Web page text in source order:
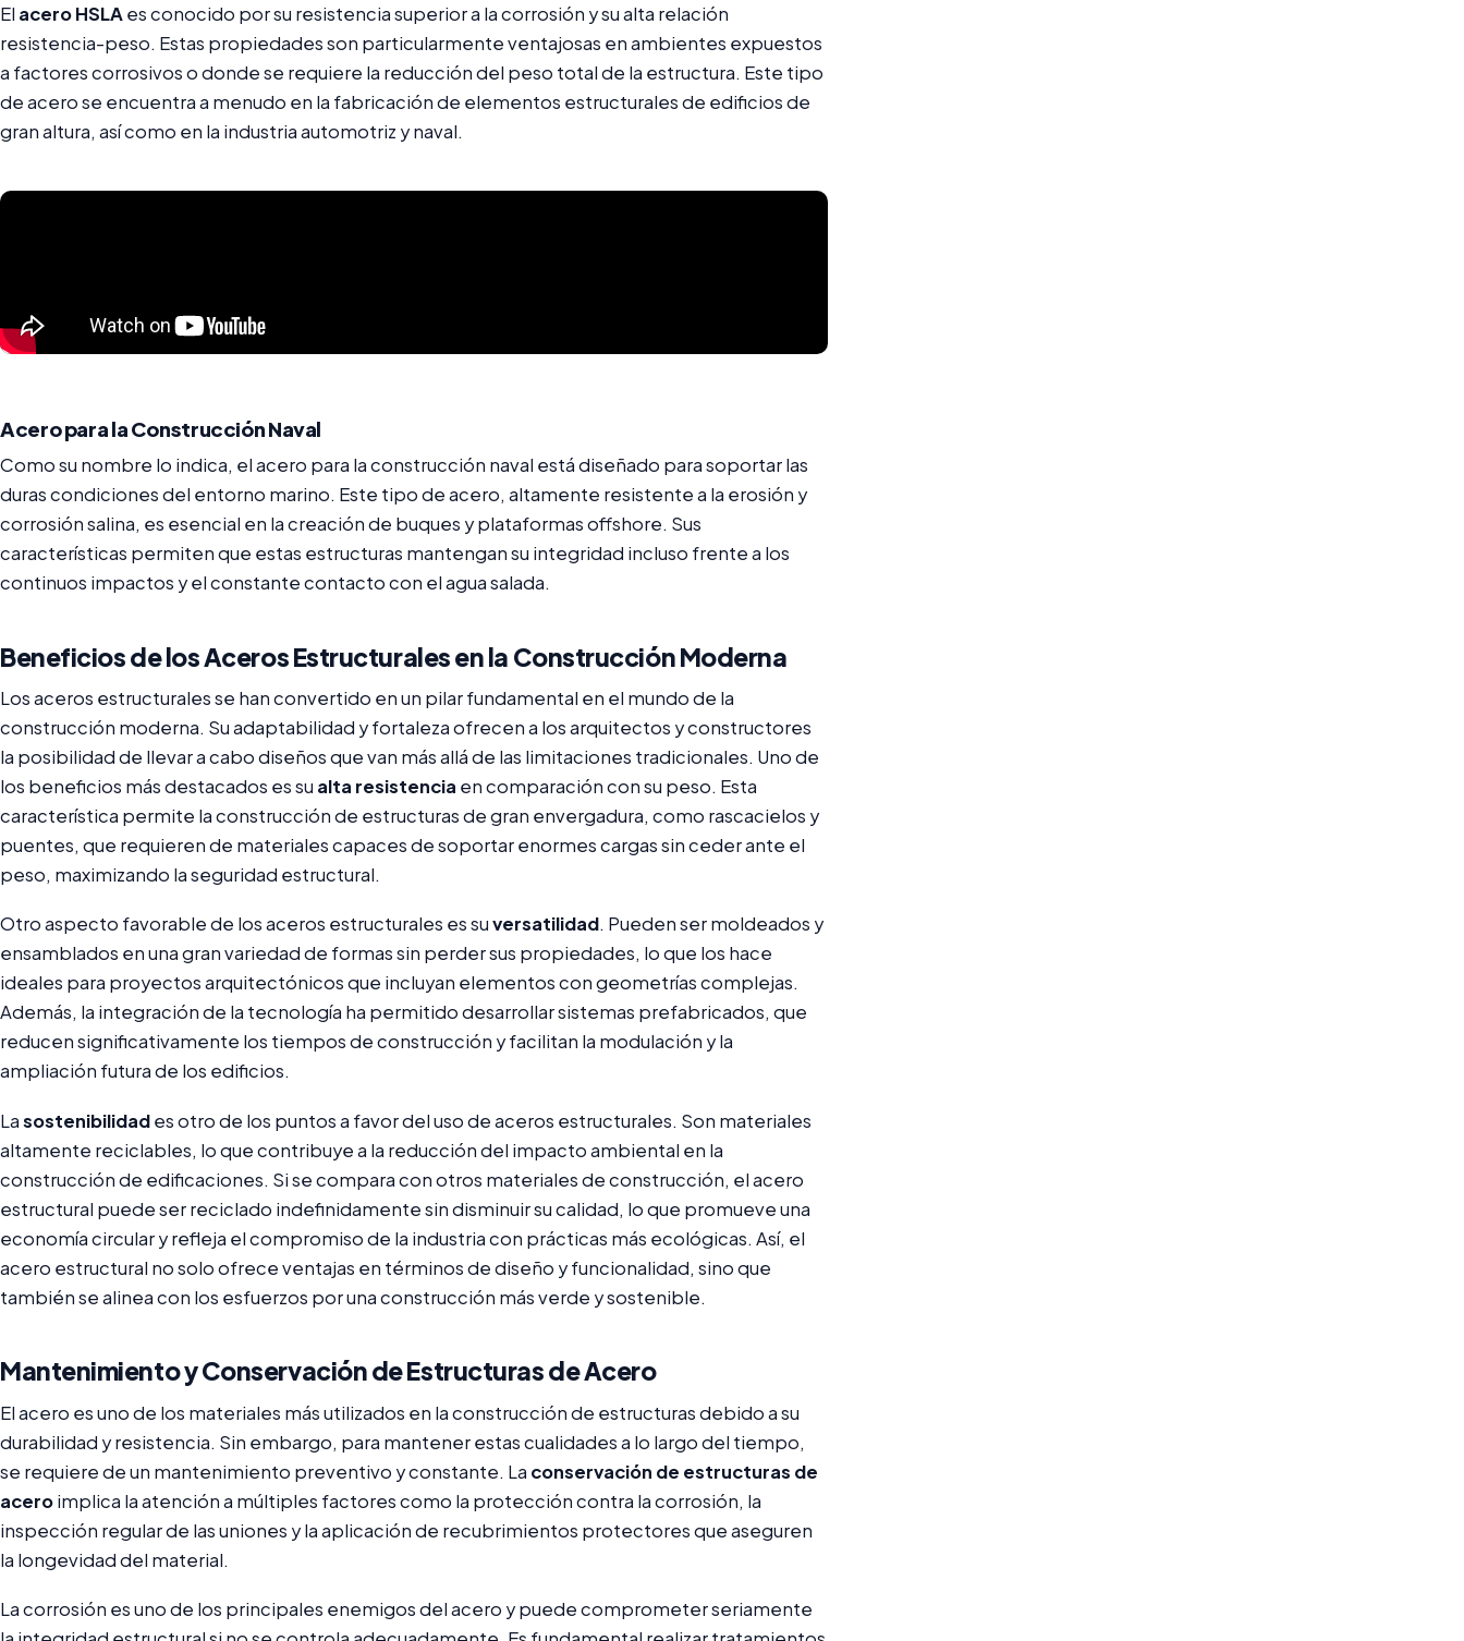
El acero HSLAes conocido por su resistencia superior a la corrosión y su alta relación
resistencia-peso. Estas propiedades son particularmente ventajosas en ambientes expuestos
a factores corrosivos o donde se requiere la reducción del peso total de la estructura. Este tipo
de acero se encuentra a menudo en la fabricación de elementos estructurales de edificios de
gran altura, así como en la industria automotriz y naval.
Acero para la Construcción Naval
Como su nombre lo indica, el acero para la construcción naval está diseñado para soportar las
duras condiciones del entorno marino. Este tipo de acero, altamente resistente a la erosión y
corrosión salina, es esencial en la creación de buques y plataformas offshore. Sus
características permiten que estas estructuras mantengan su integridad incluso frente a los
continuos impactos y el constante contacto con el agua salada.
Beneficios de los Aceros Estructurales en la Construcción Moderna
Los aceros estructurales se han convertido en un pilar fundamental en el mundo de la
construcción moderna. Su adaptabilidad y fortaleza ofrecen a los arquitectos y constructores
la posibilidad de llevar a cabo diseños que van más allá de las limitaciones tradicionales. Uno de
los beneficios más destacados es su alta resistencia en comparación con su peso. Esta
característica permite la construcción de estructuras de gran envergadura, como rascacielos y
puentes, que requieren de materiales capaces de soportar enormes cargas sin ceder ante el
peso, maximizando la seguridad estructural.
Otro aspecto favorable de los aceros estructurales es suversatilidad. Pueden ser moldeados y
ensamblados en una gran variedad de formas sin perder sus propiedades, lo que los hace
ideales para proyectos arquitectónicos que incluyan elementos con geometrías complejas.
Además, la integración de la tecnología ha permitido desarrollar sistemas prefabricados, que
reducen significativamente los tiempos de construcción y facilitan la modulación y la
ampliación futura de los edificios.
Lasostenibilidades otro de los puntos a favor del uso de aceros estructurales. Son materiales
altamente reciclables, lo que contribuye a la reducción del impacto ambiental en la
construcción de edificaciones. Si se compara con otros materiales de construcción, el acero
estructural puede ser reciclado indefinidamente sin disminuir su calidad, lo que promueve una
economía circular y refleja el compromiso de la industria con prácticas más ecológicas. Así, el
acero estructural no solo ofrece ventajas en términos de diseño y funcionalidad, sino que
también se alinea con los esfuerzos por una construcción más verde y sostenible.
Mantenimiento y Conservación de Estructuras de Acero
El acero es uno de los materiales más utilizados en la construcción de estructuras debido a su
durabilidad y resistencia. Sin embargo, para mantener estas cualidades a lo largo del tiempo,
se requiere de un mantenimiento preventivo y constante. La conservación de estructuras de
aceroimplica la atención a múltiples factores como la protección contra la corrosión, la
inspección regular de las uniones y la aplicación de recubrimientos protectores que aseguren
la longevidad del material.
La corrosión es uno de los principales enemigos del acero y puede comprometer seriamente